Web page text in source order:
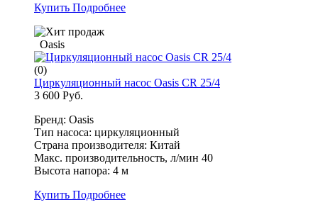
Купить Подробнее
Oasis
(0)
Циркуляционный насос Oasis CR 25/4
3 600 Руб.
Бренд: Oasis
Тип насоса: циркуляционный
Страна производителя: Китай
Макс. производительность, л/мин 40
Высота напора: 4 м
Купить Подробнее